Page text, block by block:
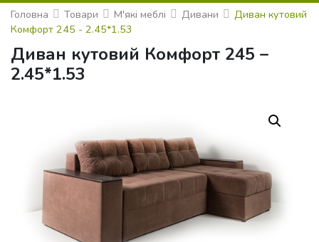
Головна
Товари М'які меблі Дивани
Диван кутовий
Комфорт 245 - 2.45*1.53
Диван кутовий Комфорт 245 –
2.45*1.53